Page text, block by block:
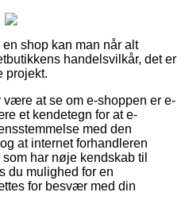
shop kan man når alt
handelsvilkår, det er
projekt.
at se om e-shoppen er e-
et kendetegn for at e-
med den
at internet forhandleren
har nøje kendskab til
du mulighed for en
for besvær med din